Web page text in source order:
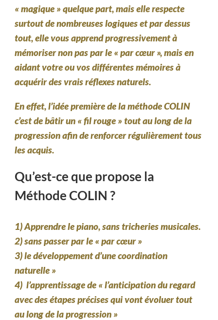
« magique »quelque part, maiselle respecte
surtout de nombreuses logiqueset par dessus
tout, elle vous apprend progressivement à
mémoriser non pas par le « par cœur », mais en
aidant votre ou vos différentes mémoires à
acquérir des vrais réflexes naturels.
En effet, l’idée première de la méthode COLIN
c’est de bâtir un « fil rouge »tout au long de la
progression afin de renforcer régulièrement tous
les acquis.
Qu’est-ce que propose la
Méthode COLIN ?
1)Apprendre le piano,sans tricheries musicales.
2) sans passer par le « par cœur »
3) le développement d’une coordination
naturelle »
4) l’apprentissage de « l’anticipation du regard
avec des étapes précises qui vont évoluer tout
au long de la progression »